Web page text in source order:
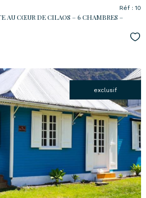
AU CŒUR DE CILAOS – 6 CHAMBRES –
Réf : 10
exclusif
voir le
bien